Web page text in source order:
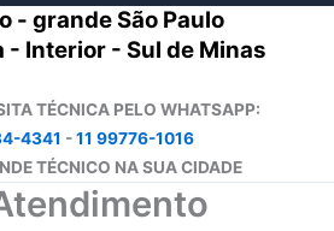
- grande São Paulo
- Interior - Sul de Minas
TÉCNICA PELO WHATSAPP:
4341 -11 99776-1016
TÉCNICO NA SUA CIDADE